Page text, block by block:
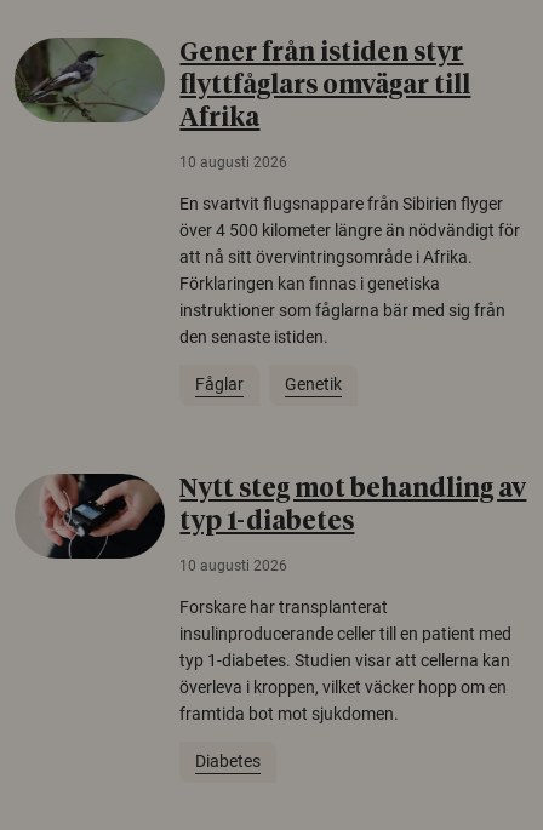
Gener från istiden styr
flyttfåglars omvägar till
Afrika
10 augusti 2026
En svartvit flugsnappare från Sibirien flyger
över 4 500 kilometer längre än nödvändigt för
att nå sitt övervintringsområde i Afrika.
Förklaringen kan finnas i genetiska
instruktioner som fåglarna bär med sig från
den senaste istiden.
Fåglar Genetik
Nytt steg mot behandling av
typ 1-diabetes
10 augusti 2026
Forskare har transplanterat
insulinproducerande celler till en patient med
typ 1-diabetes. Studien visar att cellerna kan
överleva i kroppen, vilket väcker hopp om en
framtida bot mot sjukdomen.
Diabetes